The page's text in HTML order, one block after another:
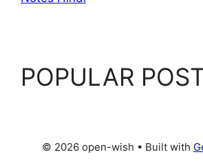
POPULAR
© 2026 open-wish • Built with